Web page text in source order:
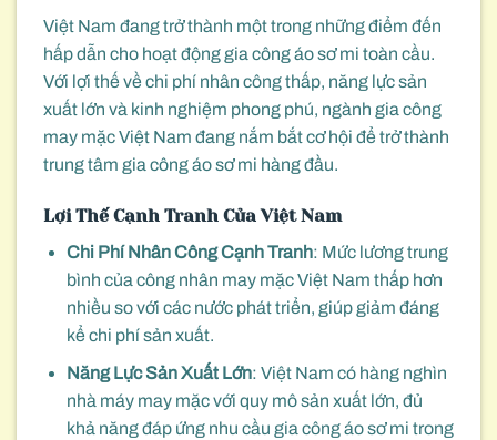
Việt Nam đang trở thành một trong những điểm đến
hấp dẫn cho hoạt động gia công áo sơ mi toàn cầu.
Với lợi thế về chi phí nhân công thấp, năng lực sản
xuất lớn và kinh nghiệm phong phú, ngành gia công
may mặc Việt Nam đang nắm bắt cơ hội để trở thành
trung tâm gia công áo sơ mi hàng đầu.
Lợi Thế Cạnh Tranh Của Việt Nam
Chi Phí Nhân Công Cạnh Tranh: Mức lương trung
bình của công nhân may mặc Việt Nam thấp hơn
nhiều so với các nước phát triển, giúp giảm đáng
kể chi phí sản xuất.
Năng Lực Sản Xuất Lớn: Việt Nam có hàng nghìn
nhà máy may mặc với quy mô sản xuất lớn, đủ
khả năng đáp ứng nhu cầu gia công áo sơ mi trong